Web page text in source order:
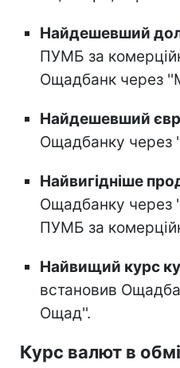
Найдешевший
ПУМБ за
Ощадбанк через
Найдешевший
Ощадбанку через
Найвигідніше
Ощадбанку через
ПУМБ за
Найвищий курс
встановив
Ощад''.
Курс валют в